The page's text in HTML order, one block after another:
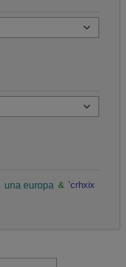
una europa & 'crhxix